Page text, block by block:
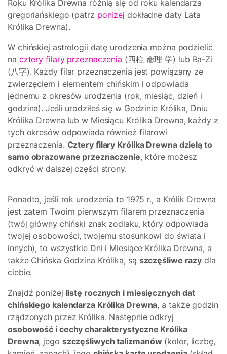
Roku Królika Drewna różnią się od roku kalendarza
gregoriańskiego (patrz poniżej dokładne daty Lata
Królika Drewna).
W chińskiej astrologii datę urodzenia można podzielić
na cztery filary przeznaczenia (四柱 命理 学) lub Ba-Zi
(八字). Każdy filar przeznaczenia jest powiązany ze
zwierzęciem i elementem chińskim i odpowiada
jednemu z okresów urodzenia (rok, miesiąc, dzień i
godzina). Jeśli urodziłeś się w Godzinie Królika, Dniu
Królika Drewna lub w Miesiącu Królika Drewna, każdy z
tych okresów odpowiada również filarowi
przeznaczenia. Cztery filary Królika Drewna dzielą to
samo obrazowane przeznaczenie, które możesz
odkryć w dalszej części strony.
Ponadto, jeśli rok urodzenia to 1975 r., a Królik Drewna
jest zatem Twoim pierwszym filarem przeznaczenia
(twój główny chiński znak zodiaku, który odpowiada
twojej osobowości, twojemu stosunkowi do świata i
innych), to wszystkie Dni i Miesiące Królika Drewna, a
także Chińska Godzina Królika, są szczęśliwe razy dla
ciebie.
Znajdź poniżej listę rocznych i miesięcznych dat
chińskiego kalendarza Królika Drewna, a także godzin
rządzonych przez Królika. Następnie odkryj
osobowość i cechy charakterystyczne Królika
Drewna, jego szczęśliwych talizmanów (kolor, liczbę,